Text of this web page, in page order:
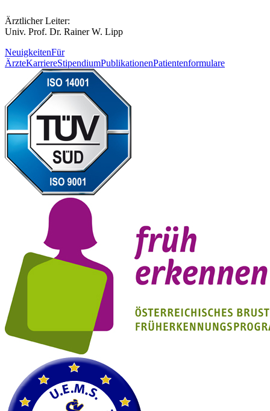
Ärztlicher Leiter:
Univ. Prof. Dr. Rainer W. Lipp
NeuigkeitenFür
ÄrzteKarriereStipendiumPublikationenPatientenformulare